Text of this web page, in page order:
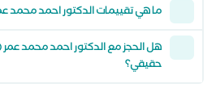
ما هي تقييمات الدكتور احمد محمد
هل الحجز مع الدكتور احمد محمد
حقيقي؟